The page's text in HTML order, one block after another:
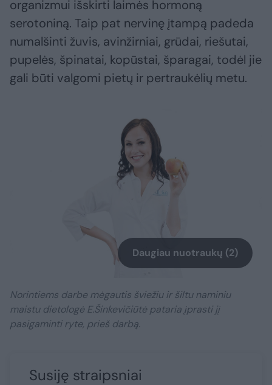
organizmui išskirti laimės hormoną
serotoniną. Taip pat nervinę įtampą padeda
numalšinti žuvis, avinžirniai, grūdai, riešutai,
pupelės, špinatai, kopūstai, šparagai, todėl jie
gali būti valgomi pietų ir pertraukėlių metu.
Daugiau nuotraukų (2)
Norintiems darbe mėgautis šviežiu ir šiltu naminiu
maistu dietologė E.Šinkevičiūtė pataria įprasti jį
pasigaminti ryte, prieš darbą.
Susiję straipsniai